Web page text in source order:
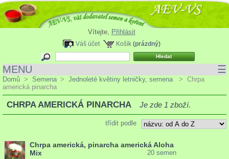
Vítejte, Přihlásit
Košík (prázdný)
Váš účet
MENU ☰
Domů > Semena > Jednoleté květiny letničky, semena > Chrpa
americká pinarcha
CHRPA AMERICKÁ PINARCHA Je zde 1 zboží.
třídit podle
Chrpa americká, pinarcha americká Aloha
Mix
20 semen